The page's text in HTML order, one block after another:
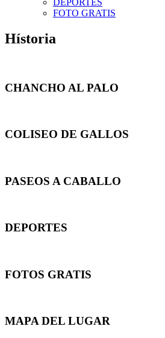
DEPORTES
FOTO GRATIS
Hístoria
CHANCHO AL PALO
COLISEO DE GALLOS
PASEOS A CABALLO
DEPORTES
FOTOS GRATIS
MAPA DEL LUGAR